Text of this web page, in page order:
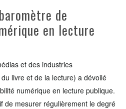
de
en lecture
et des industries
livre et de la lecture) a dévoilé
numérique en lecture publique.
de mesurer régulièrement le degré